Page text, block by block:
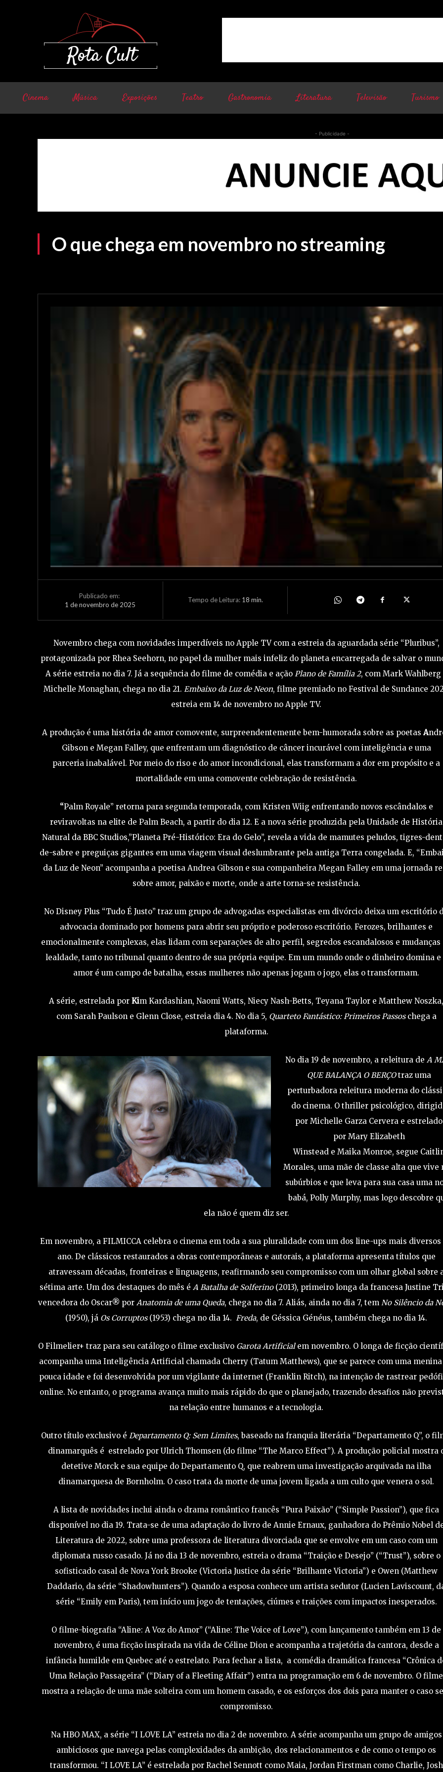
Cinema Música Exposições Teatro Gastronomia Literatura Televisão Turismo
- Publicidade -
O que chega em novembro no streaming
Publicado em:
1 de novembro de 2025
Tempo de Leitura: 18 min.
Novembro chega com novidades imperdíveis no Apple TV com a estreia da aguardada série “Pluribus”,
protagonizada por Rhea Seehorn, no papel da mulher mais infeliz do planeta encarregada de salvar o
A série estreia no dia 7. Já a sequência do filme de comédia e açãoPlano de Família 2, com Mark Wahlberg
Michelle Monaghan, chega no dia 21. Embaixo da Luz de Neon, filme premiado no Festival de Sundance
estreia em 14 de novembro no Apple TV.
A produção é uma história de amor comovente, surpreendentemente bem-humorada sobre as poetasA
Gibson e Megan Falley, que enfrentam um diagnóstico de câncer incurável com inteligência e uma
parceria inabalável. Por meio do riso e do amor incondicional, elas transformam a dor em propósito e a
mortalidade em uma comovente celebração de resistência.
“Palm Royale” retorna para segunda temporada, com Kristen Wiig enfrentando novos escândalos e
reviravoltas na elite de Palm Beach, a partir do dia 12. E a nova série produzida pela Unidade de História
Natural da BBC Studios,”Planeta Pré-Histórico: Era do Gelo”, revela a vida de mamutes peludos, tigres-
de-sabre e preguiças gigantes em uma viagem visual deslumbrante pela antiga Terra congelada. E,
da Luz de Neon” acompanha a poetisa Andrea Gibson e sua companheira Megan Falley em uma jornada
sobre amor, paixão e morte, onde a arte torna-se resistência.
No Disney Plus “Tudo É Justo” traz um grupo de advogadas especialistas em divórcio deixa um escritório
advocacia dominado por homens para abrir seu próprio e poderoso escritório. Ferozes, brilhantes e
emocionalmente complexas, elas lidam com separações de alto perfil, segredos escandalosos e mudanças
lealdade, tanto no tribunal quanto dentro de sua própria equipe. Em um mundo onde o dinheiro domina e
amor é um campo de batalha, essas mulheres não apenas jogam o jogo, elas o transformam.
A série, estrelada porKim Kardashian, Naomi Watts, Niecy Nash-Betts, Teyana Taylor e Matthew
com Sarah Paulson e Glenn Close, estreia dia 4. No dia 5, Quarteto Fantástico: Primeiros Passoschega a
plataforma.
No dia 19 de novembro, a releitura deA
QUE BALANÇA O BERÇOtraz uma
perturbadora releitura moderna do
do cinema. O thriller psicológico,
por Michelle Garza Cervera e estrelado
por Mary Elizabeth
Winstead e Maika Monroe, segue
Morales, uma mãe de classe alta que vive
subúrbios e que leva para sua casa uma
babá, Polly Murphy, mas logo descobre
ela não é quem diz ser.
Em novembro, a FILMICCA celebra o cinema em toda a sua pluralidade com um dos line-ups mais diversos
ano. De clássicos restaurados a obras contemporâneas e autorais, a plataforma apresenta títulos que
atravessam décadas, fronteiras e linguagens, reafirmando seu compromisso com um olhar global sobre
sétima arte. Um dos destaques do mês é A Batalha de Solferino(2013), primeiro longa da francesa Justine
vencedora do Oscar® por Anatomia de uma Queda, chega no dia 7. Aliás, ainda no dia 7, tem No Silêncio da
(1950), já Os Corruptos(1953) chega no dia 14.Freda, de Géssica Généus, também chega no dia 14.
O Filmelier+ traz para seu catálogo o filme exclusivo Garota Artificialem novembro. O longa de ficção
acompanha uma Inteligência Artificial chamada Cherry (Tatum Matthews), que se parece com uma
pouca idade e foi desenvolvida por um vigilante da internet (Franklin Ritch), na intenção de rastrear
online. No entanto, o programa avança muito mais rápido do que o planejado, trazendo desafios não
na relação entre humanos e a tecnologia.
Outro título exclusivo éDepartamento Q: Sem Limites, baseado na franquia literária “Departamento Q”, o
dinamarquês é estrelado por Ulrich Thomsen (do filme “The Marco Effect”). A produção policial mostra
detetive Morck e sua equipe do Departamento Q, que reabrem uma investigação arquivada na ilha
dinamarquesa de Bornholm. O caso trata da morte de uma jovem ligada a um culto que venera o sol.
A lista de novidades inclui ainda o drama romântico francês “Pura Paixão” (“Simple Passion”), que fica
disponível no dia 19. Trata-se de uma adaptação do livro de Annie Ernaux, ganhadora do Prêmio Nobel
Literatura de 2022, sobre uma professora de literatura divorciada que se envolve em um caso com um
diplomata russo casado. Já no dia 13 de novembro, estreia o drama “Traição e Desejo” (“Trust”), sobre o
sofisticado casal de Nova York Brooke (Victoria Justice da série “Brilhante Victoria”) e Owen (Matthew
Daddario, da série “Shadowhunters”). Quando a esposa conhece um artista sedutor (Lucien Laviscount,
série “Emily em Paris), tem início um jogo de tentações, ciúmes e traições com impactos inesperados.
O filme-biografia “Aline: A Voz do Amor” (“Aline: The Voice of Love”), com lançamento também em 13 de
novembro, é uma ficção inspirada na vida de Céline Dion e acompanha a trajetória da cantora, desde a
infância humilde em Quebec até o estrelato. Para fechar a lista, a comédia dramática francesa “Crônica
Uma Relação Passageira” (“Diary of a Fleeting Affair”) entra na programação em 6 de novembro. O filme
mostra a relação de uma mãe solteira com um homem casado, e os esforços dos dois para manter o caso
compromisso.
Na HBO MAX, a série “I LOVE LA” estreia no dia 2 de novembro. A série acompanha um grupo de amigos
ambiciosos que navega pelas complexidades da ambição, dos relacionamentos e de como o tempo os
transformou. “I LOVE LA” é estrelada por Rachel Sennott como Maia, Jordan Firstman como Charlie, Josh